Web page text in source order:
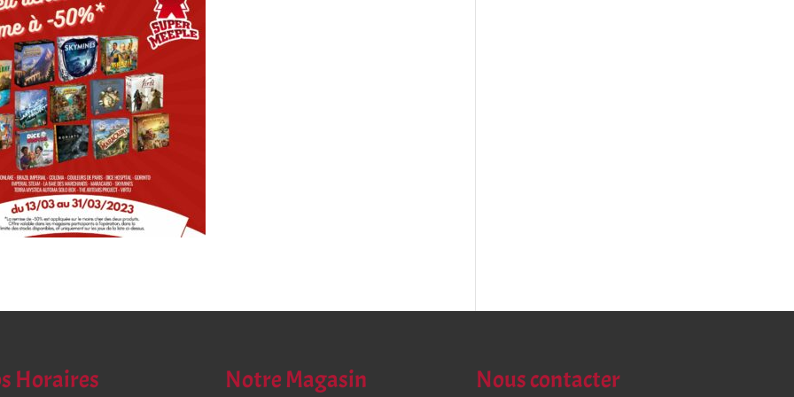
Horaires Notre Magasin Nous contacter